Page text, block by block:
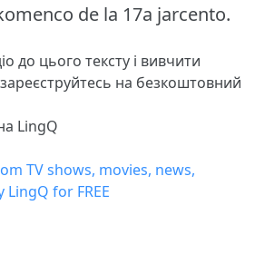
de la 17a jarcento.
до цього тексту і вивчити
зареєструйтесь на безкоштовний
LingQ